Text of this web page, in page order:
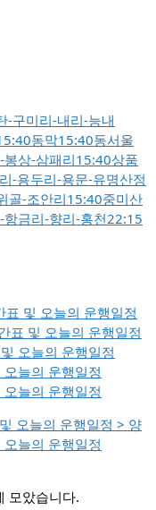
-구미리-내리-능내
동막15:40동서울
-봉상-삼패리15:40상품
-용두리-용문-유명산정
골-조안리15:40중미산
-항금리-향리-홍천22:15
및 오늘의 운행일정
표 및 오늘의 운행일정
오늘의 운행일정
늘의 운행일정
늘의 운행일정
오늘의 운행일정 > 양
늘의 운행일정
모았습니다.